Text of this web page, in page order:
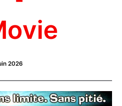
2026